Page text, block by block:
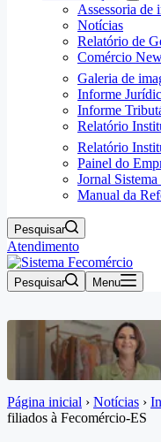
Assessoria de
Notícias
Relatório de
Comércio
Galeria de
Informe
Informe
Relatório
Relatório
Painel do
Jornal
Manual da
Pesquisar
Atendimento
Pesquisar Menu
Página inicial › Notícias ›
filiados à Fecomércio-ES